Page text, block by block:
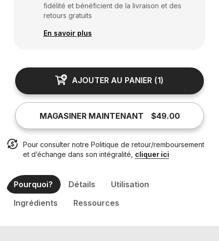
fidélité et bénéficient de la livraison et des
retours gratuits
En savoir plus
AJOUTER AU PANIER (1)
MAGASINER MAINTENANT $49.00
Pour consulter notre Politique de retour/remboursement
et d’échange dans son intégralité, cliquer ici
Pourquoi? Détails
Utilisation
Ingrédients
Ressources